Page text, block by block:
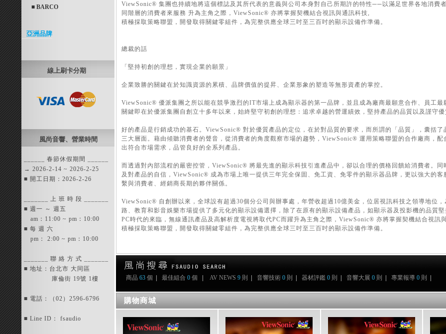
■ BARCO
亞洲品牌
線上刷卡分期
風尚音響、營業時間
______ 春節休假期間 ______
→ 2026-2-14 ~ 2026-2-25
■ 開工日期：2026-2-26
_______ 上 班 時 段 _______
■ 週一 ～ 週五
am：11:00 ~ pm：10:00
■ 每 週 六
pm： 2:00 ~ pm：10:00
_______ 聯 絡 方 式 _______
■ 地址：台北市 大同區
庫倫街 19號 1樓
■ 電話：（02）2596-6796
■ Line ID： fsaudio
ViewSonic® 集團也持續地將這個標誌及其所代表的意義與公司本身對自己所期許的特性──以滿足世界各地消費
同階層的消費者來服務 升為主角之際，ViewSonic® 亦將掌握契機結合視訊與通訊科技,
積極採取策略聯盟，開發取得關鍵零組件，為完整供應全球三吋至三百吋的顯示設備作準備。
總裁的話
「堅持初創的理想，實現企業的願景」
企業致勝的關鍵在於知識資源的累積、品牌價值的提昇、企業形象的塑造等無形資產的掌控。
ViewSonic® 優派集團之所以能在競爭激烈的IT市場上成為顯示器的第一品牌，並且成為廠商最願意合作、員工最
關鍵即在於優派集團自創立十多年以來，始終堅守初創的理想：追求卓越的營運績效，堅持產品的品質以及謹守
好的產品是行銷成功的基石。ViewSonic® 對於優質產品的定位，在於對品質的要求，而所謂的「品質」，囊括了
三大層面。藉由傾聽消費者的聲音，從消費者的角度觀察市場的趨勢，ViewSonic® 運用策略聯盟的合作廠商，配
出符合市場需求，品管良好的全系列產品。
而透過對內部流程的嚴密控管，ViewSonic® 將最先進的顯示科技引進產品中，卻以合理的價格回饋給消費者。同
及對產品的自信，ViewSonic® 成為市場上唯一提供三年完全保固、免工資、免零件的顯示器品牌，更以強大的客
繫與消費者、經銷商長期的夥伴關係。
ViewSonic® 自創辦以來，全球設有超過30個分公司與辦事處，年營收超過10億美金，位居視訊科技之領導地位
路、教育和影音娛樂市場提供了多元化的顯示設備選擇，除了在原有的顯示設備產品，如顯示器及投影機的品質
PC時代的來臨，無線通訊產品及高解析度電視將取代PC而躍升為主角之際，ViewSonic® 亦將掌握契機結合視訊
積極採取策略聯盟，開發取得關鍵零組件，為完整供應全球三吋至三百吋的顯示設備作準備。
商品 63 個 最佳組合 0 個 AV NEWS 9 則 音響技術 0 則 器材評鑑 0 則 音響大展 0 則 專業報導 0 則
購物商城